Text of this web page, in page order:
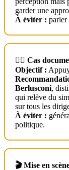
garder une
À éviter : parler
🧑‍⚖️ Cas
Objectif :
Berlusconi,
qui relève du
sur tous les
À éviter :
politique.
🎬 Mise en